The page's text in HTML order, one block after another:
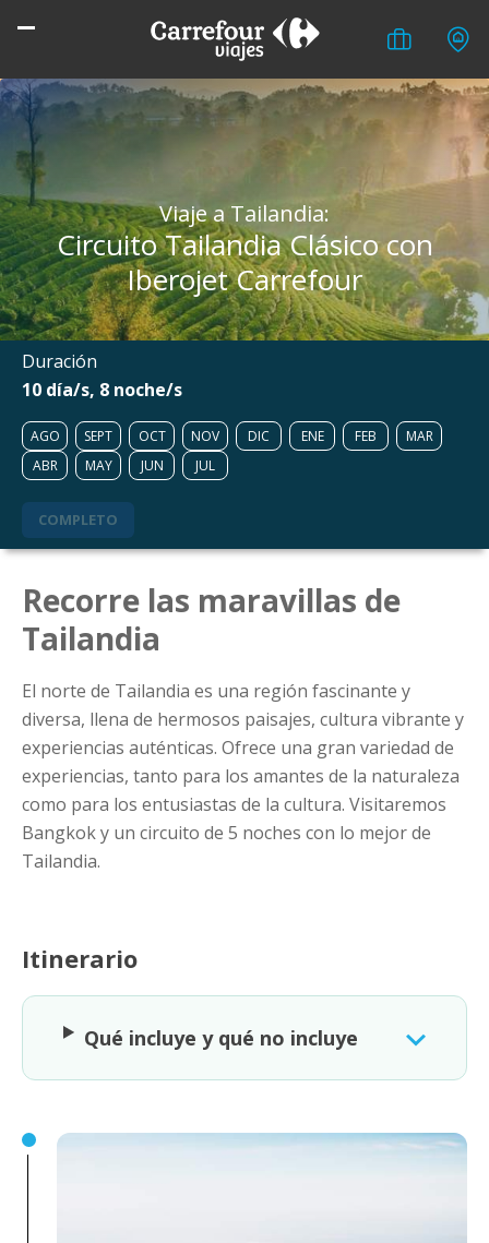
Viaje a Tailandia:
Circuito Tailandia Clásico con
Iberojet Carrefour
Duración
10 día/s, 8 noche/s
AGO SEPT OCT NOV DIC ENE FEB
MAR
ABR
MAY JUN JUL
COMPLETO
Recorre las maravillas de
Tailandia
El norte de Tailandia es una región fascinante y
diversa, llena de hermosos paisajes, cultura vibrante y
experiencias auténticas. Ofrece una gran variedad de
experiencias, tanto para los amantes de la naturaleza
como para los entusiastas de la cultura. Visitaremos
Bangkok y un circuito de 5 noches con lo mejor de
Tailandia.
Itinerario
Qué incluye y qué no incluye